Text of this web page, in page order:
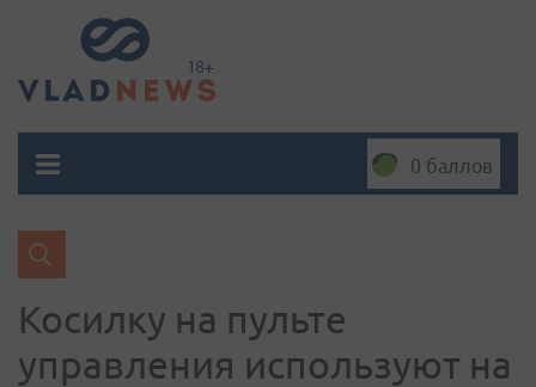
0 баллов
Косилку на пульте
управления используют на